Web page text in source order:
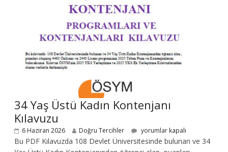
34 Yaş Üstü Kadın Kontenjanı
Kılavuzu
6 Haziran 2026 Doğru Tercihler yorumlar kapalı
Bu PDF Kılavuzda 108 Devlet Üniversitesinde bulunan ve 34